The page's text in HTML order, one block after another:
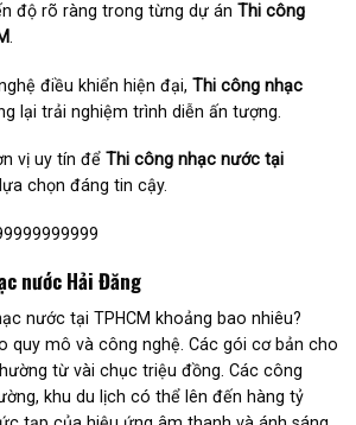
độ rõ ràng trong từng dự án Thi công
điều khiển hiện đại, Thi công nhạc
lại trải nghiệm trình diễn ấn tượng.
vị uy tín để Thi công nhạc nước tại
chọn đáng tin cậy.
nước Hải Đăng
nước tại TPHCM khoảng bao nhiêu?
quy mô và công nghệ. Các gói cơ bản cho
từ vài chục triệu đồng. Các công
khu du lịch có thể lên đến hàng tỷ